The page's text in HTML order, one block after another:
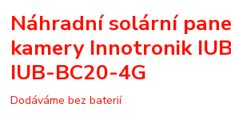
Náhradní solární
kamery Innotronik
IUB-BC20-4G
Dodáváme bez baterií